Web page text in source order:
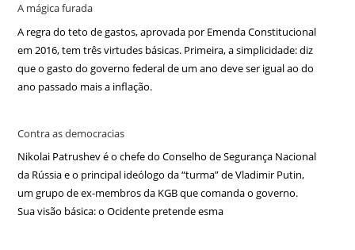
A mágica furada
A regra do teto de gastos, aprovada por Emenda Constitucional
em 2016, tem três virtudes básicas. Primeira, a simplicidade: diz
que o gasto do governo federal de um ano deve ser igual ao do
ano passado mais a inflação.
Contra as democracias
Nikolai Patrushev é o chefe do Conselho de Segurança Nacional
da Rússia e o principal ideólogo da “turma” de Vladimir Putin,
um grupo de ex-membros da KGB que comanda o governo.
Sua visão básica: o Ocidente pretende esma